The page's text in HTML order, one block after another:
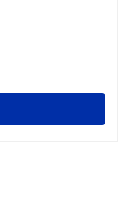
双碳”目标和数字经
。30倍的能效目标